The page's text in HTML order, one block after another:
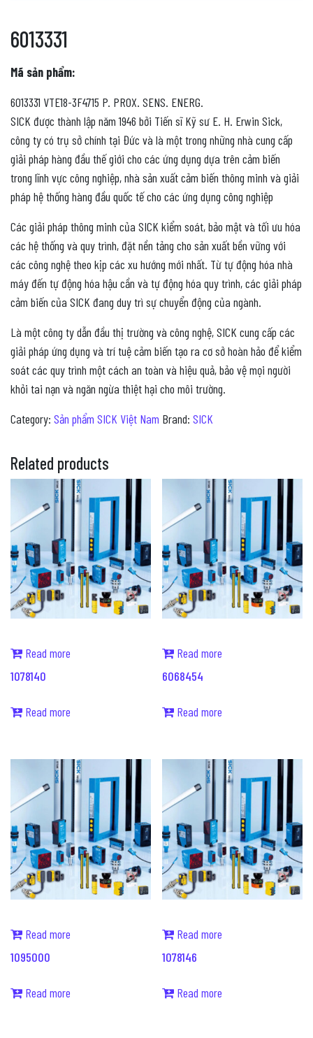
6013331
Mã sản phẩm:
6013331 VTE18-3F4715 P. PROX. SENS. ENERG.
SICK được thành lập năm 1946 bởi Tiến sĩ Kỹ sư E. H. Erwin Sick,
công ty có trụ sở chính tại Đức và là một trong những nhà cung cấp
giải pháp hàng đầu thế giới cho các ứng dụng dựa trên cảm biến
trong lĩnh vực công nghiệp, nhà sản xuất cảm biến thông minh và giải
pháp hệ thống hàng đầu quốc tế cho các ứng dụng công nghiệp
Các giải pháp thông minh của SICK kiểm soát, bảo mật và tối ưu hóa
các hệ thống và quy trình, đặt nền tảng cho sản xuất bền vững với
các công nghệ theo kịp các xu hướng mới nhất. Từ tự động hóa nhà
máy đến tự động hóa hậu cần và tự động hóa quy trình, các giải pháp
cảm biến của SICK đang duy trì sự chuyển động của ngành.
Là một công ty dẫn đầu thị trường và công nghệ, SICK cung cấp các
giải pháp ứng dụng và trí tuệ cảm biến tạo ra cơ sở hoàn hảo để kiểm
soát các quy trình một cách an toàn và hiệu quả, bảo vệ mọi người
khỏi tai nạn và ngăn ngừa thiệt hại cho môi trường.
Category: Sản phẩm SICK Việt Nam Brand: SICK
Related products
Read more
1078140
Read more
Read more
6068454
Read more
Read more
1095000
Read more
Read more
1078146
Read more